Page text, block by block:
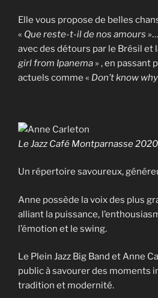
Elle vous propose de belles
« Que reste-t-il de nos amours »
avec des détours par le Brésil et
girl from Ipanema » , en passant
actuels comme « Don’t know why
Le Jazz Café Montparnasse 2020
Un répertoire savoureux,
Anne possède la voix des plus
alliant la puissance,
l’émotion et le swing.
Le Plein Jazz Big Band et Anne
public à savourer des moments
tradition et modernité.